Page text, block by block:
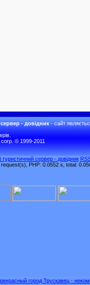
- довідник- сайт
corp. © 1999-2011
сервер - довідник
PHP: 0.0552 s, total: